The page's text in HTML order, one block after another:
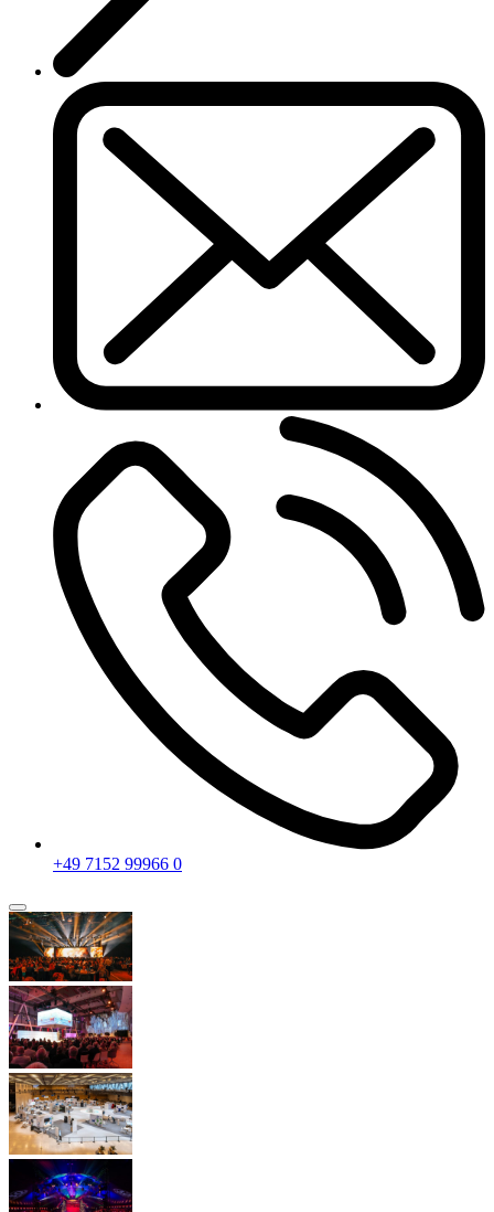
+49 7152 99966 0